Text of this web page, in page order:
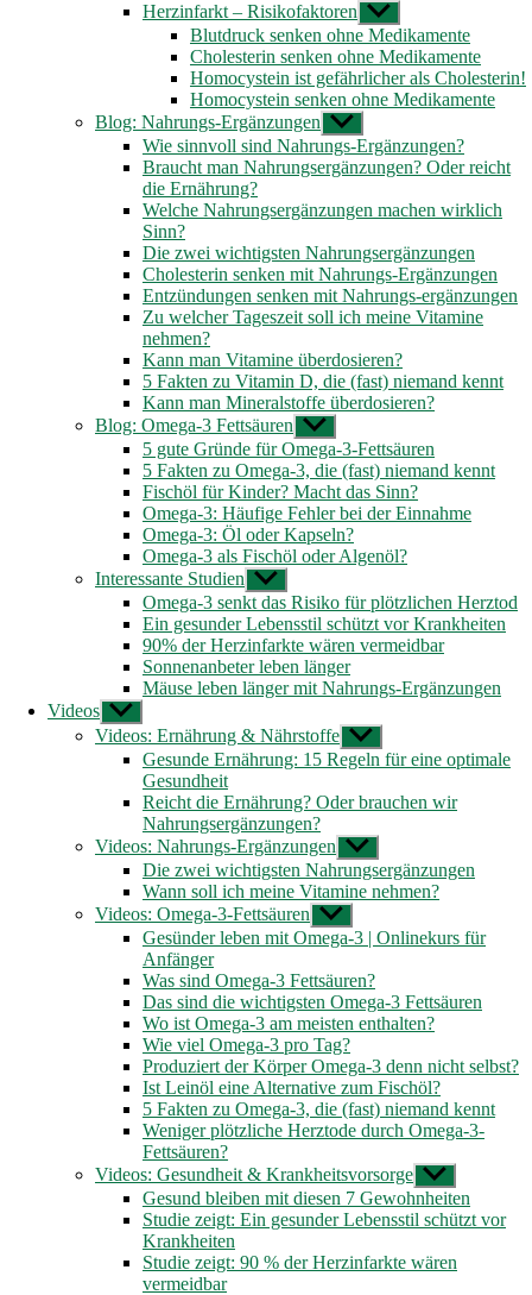
Herzinfarkt – Risikofaktoren Untermenü
anzeigen
Blutdruck senken ohne Medikamente
Cholesterin senken ohne Medikamente
Homocystein ist gefährlicher als Cholesterin!
Homocystein senken ohne Medikamente
Blog: Nahrungs-Ergänzungen Untermenü
anzeigen
Wie sinnvoll sind Nahrungs-Ergänzungen?
Braucht man Nahrungsergänzungen? Oder reicht
die Ernährung?
Welche Nahrungsergänzungen machen wirklich
Sinn?
Die zwei wichtigsten Nahrungsergänzungen
Cholesterin senken mit Nahrungs-Ergänzungen
Entzündungen senken mit Nahrungs-ergänzungen
Zu welcher Tageszeit soll ich meine Vitamine
nehmen?
Kann man Vitamine überdosieren?
5 Fakten zu Vitamin D, die (fast) niemand kennt
Kann man Mineralstoffe überdosieren?
Blog: Omega-3 Fettsäuren Untermenü
anzeigen
5 gute Gründe für Omega-3-Fettsäuren
5 Fakten zu Omega-3, die (fast) niemand kennt
Fischöl für Kinder? Macht das Sinn?
Omega-3: Häufige Fehler bei der Einnahme
Omega-3: Öl oder Kapseln?
Omega-3 als Fischöl oder Algenöl?
Interessante Studien Untermenü
anzeigen
Omega-3 senkt das Risiko für plötzlichen Herztod
Ein gesunder Lebensstil schützt vor Krankheiten
90% der Herzinfarkte wären vermeidbar
Sonnenanbeter leben länger
Mäuse leben länger mit Nahrungs-Ergänzungen
Videos Untermenü
anzeigen
Videos: Ernährung & Nährstoffe Untermenü
anzeigen
Gesunde Ernährung: 15 Regeln für eine optimale
Gesundheit
Reicht die Ernährung? Oder brauchen wir
Nahrungsergänzungen?
Videos: Nahrungs-Ergänzungen Untermenü
anzeigen
Die zwei wichtigsten Nahrungsergänzungen
Wann soll ich meine Vitamine nehmen?
Videos: Omega-3-Fettsäuren Untermenü
anzeigen
Gesünder leben mit Omega-3 | Onlinekurs für
Anfänger
Was sind Omega-3 Fettsäuren?
Das sind die wichtigsten Omega-3 Fettsäuren
Wo ist Omega-3 am meisten enthalten?
Wie viel Omega-3 pro Tag?
Produziert der Körper Omega-3 denn nicht selbst?
Ist Leinöl eine Alternative zum Fischöl?
5 Fakten zu Omega-3, die (fast) niemand kennt
Weniger plötzliche Herztode durch Omega-3-
Fettsäuren?
Videos: Gesundheit & Krankheitsvorsorge Untermenü
anzeigen
Gesund bleiben mit diesen 7 Gewohnheiten
Studie zeigt: Ein gesunder Lebensstil schützt vor
Krankheiten
Studie zeigt: 90 % der Herzinfarkte wären
vermeidbar